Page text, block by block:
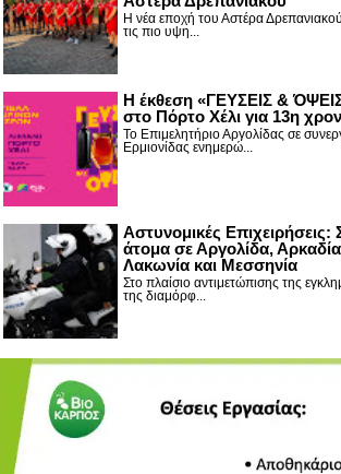
Η νέα εποχή του Αστέρα Δρεπανιακού
τις πιο υψη...
Η έκθεση «ΓΕΥΣΕΙΣ &
στο Πόρτο Χέλι για 13η
Το Επιμελητήριο Αργολίδας σε
Ερμιονίδας ενημερώ...
Αστυνομικές
άτομα σε Αργολίδα,
Λακωνία και Μεσσηνία
Στο πλαίσιο αντιμετώπισης της
της διαμόρφ...